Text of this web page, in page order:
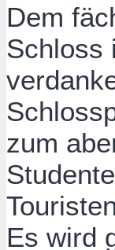
Dem
Schloss
zum
Es wird